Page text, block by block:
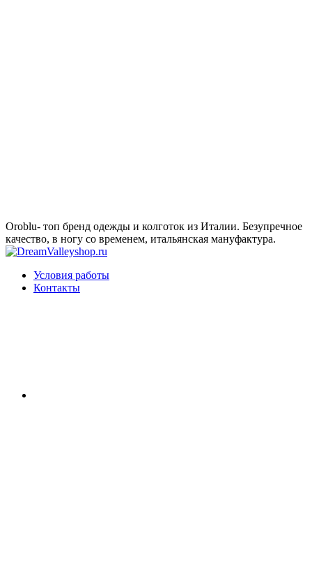
Oroblu- топ бренд одежды и колготок из Италии. Безупречное
качество, в ногу со временем, итальянская мануфактура.
Условия работы
Контакты